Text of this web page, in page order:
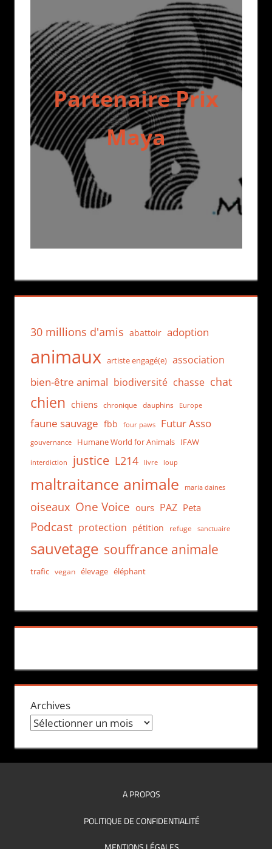
Partenaire Prix
Maya
30 millions d'amis abattoir adoption
animaux artiste engagé(e) association
bien-être animal biodiversité chasse chat
chien chiens chronique dauphins Europe
faune sauvage fbb four paws Futur Asso
gouvernance Humane World for Animals IFAW
interdiction justice L214 livre loup
maltraitance animale maria daines
oiseaux One Voice ours PAZ Peta
Podcast protection pétition refuge sanctuaire
sauvetage souffrance animale
trafic vegan élevage éléphant
Archives
A PROPOS
POLITIQUE DE CONFIDENTIALITÉ